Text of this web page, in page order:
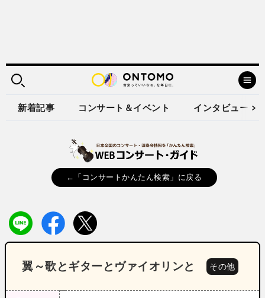
新着記事 コンサート＆イベント インタビュー
←「コンサートかんたん検索」に戻る
翼～歌とギターとヴァイオリンと その他